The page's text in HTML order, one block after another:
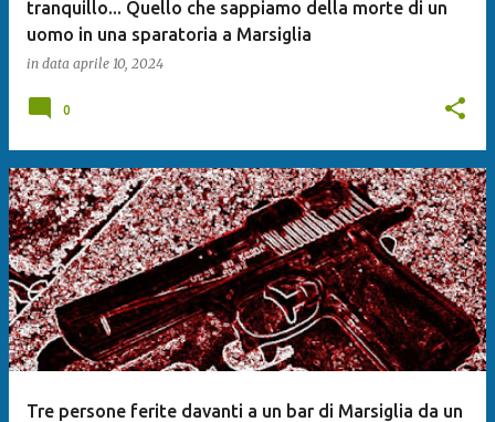
tranquillo... Quello che sappiamo della morte di un
uomo in una sparatoria a Marsiglia
in data aprile 10, 2024
0
Tre persone ferite davanti a un bar di Marsiglia da un